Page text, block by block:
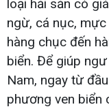
loại hải sản có
ngừ, cá nục,
hàng chục đến
biển. Để giúp
Nam, ngay từ
phương ven biển